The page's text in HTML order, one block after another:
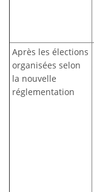
Après les élections
organisées selon
la nouvelle
réglementation